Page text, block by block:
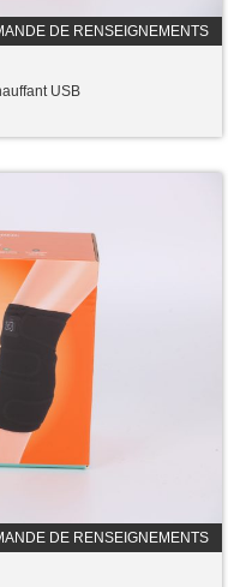
DE RENSEIGNEMENTS
USB
DE RENSEIGNEMENTS